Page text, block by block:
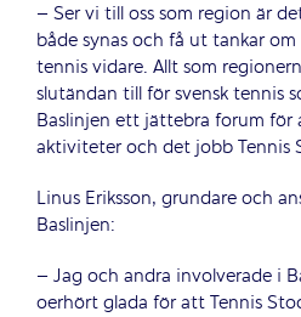
– Ser vi till oss som region är
både synas och få ut tankar
tennis vidare. Allt som
slutändan till för svensk tennis
Baslinjen ett jättebra forum för
aktiviteter och det jobb Tennis
Linus Eriksson, grundare och
Baslinjen:
– Jag och andra involverade i
oerhört glada för att Tennis